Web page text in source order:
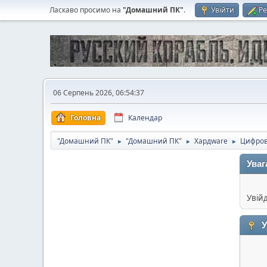
Ласкаво просимо на "Домашний ПК". Увійти
06 Серпень 2026, 06:54:37
Головна Календар
"Домашний ПК" ► "Домашний ПК" ► Хардware ►